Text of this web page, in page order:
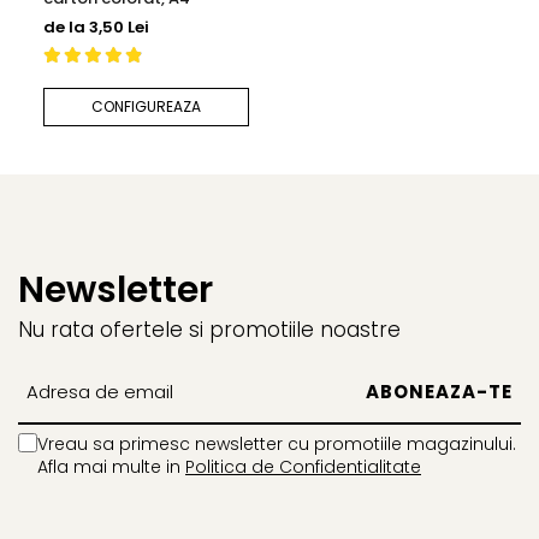
proiecte care trebuie să transmită lux fără a fi ostentative.
Ideal pentru:
✔ Invitații de nuntă moderne sau minimaliste
Tipărirea pe carton sidefat necesită experiență pentru a
menține claritatea culorilor și contrastul optim. Ajustăm
și profunzime vizuală.
Tipărire pe calc vellum – eleganță translucidă
de la 3,50 Lei
CONFIGUREAZA
Newsletter
Nu rata ofertele si promotiile noastre
Vreau sa primesc newsletter cu promotiile magazinului.
Afla mai multe in Politica de Confidentialitate